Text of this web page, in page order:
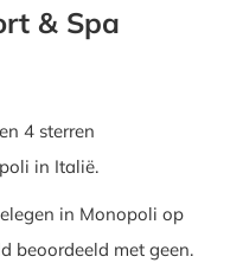
& Spa
4 sterren
in Italië.
in Monopoli op
beoordeeld met geen.